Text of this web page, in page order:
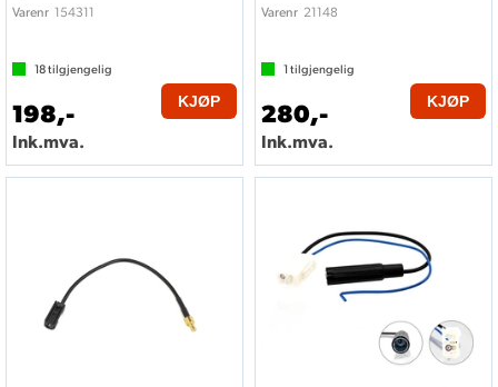
Varenr 154311
18tilgjengelig
198,-
Ink.mva.
KJØP
Varenr 21148
1 tilgjengelig
280,-
Ink.mva.
KJØP